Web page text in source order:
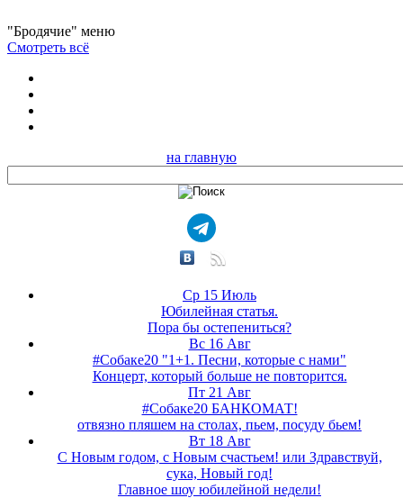
"Бродячие" меню
Смотреть всё
на главную
Ср 15 Июль
Юбилейная статья.
Пора бы остепениться?
Вс 16 Авг
#Собаке20 "1+1. Песни, которые с нами"
Концерт, который больше не повторится.
Пт 21 Авг
#Собаке20 БАНКОМАТ!
отвязно пляшем на столах, пьем, посуду бьем!
Вт 18 Авг
С Новым годом, с Новым счастьем! или Здравствуй,
сука, Новый год!
Главное шоу юбилейной недели!